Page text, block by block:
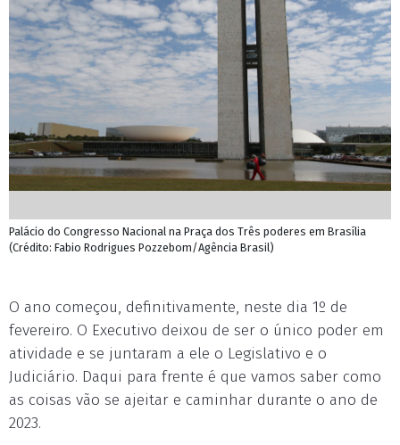
Palácio do Congresso Nacional na Praça dos Três poderes em Brasília
(Crédito: Fabio Rodrigues Pozzebom/Agência Brasil)
O ano começou, definitivamente, neste dia 1º de
fevereiro. O Executivo deixou de ser o único poder em
atividade e se juntaram a ele o Legislativo e o
Judiciário. Daqui para frente é que vamos saber como
as coisas vão se ajeitar e caminhar durante o ano de
2023.